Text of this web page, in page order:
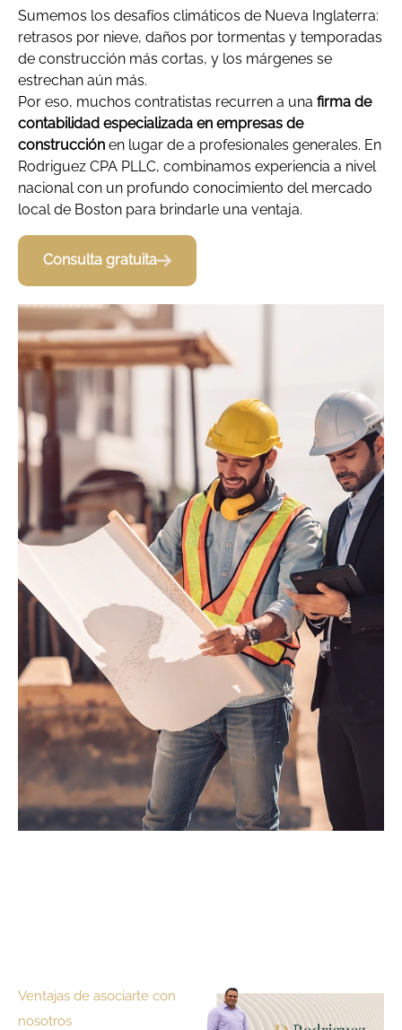
Sumemos los desafíos climáticos de Nueva Inglaterra:
retrasos por nieve, daños por tormentas y temporadas
de construcción más cortas, y los márgenes se
estrechan aún más.
Por eso, muchos contratistas recurren a una firma de
contabilidad especializada en empresas de
construcción en lugar de a profesionales generales. En
Rodriguez CPA PLLC, combinamos experiencia a nivel
nacional con un profundo conocimiento del mercado
local de Boston para brindarle una ventaja.
Consulta gratuita
Ventajas de asociarte con
nosotros